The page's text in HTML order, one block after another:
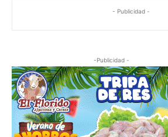
- Publicidad -
-Publicidad -